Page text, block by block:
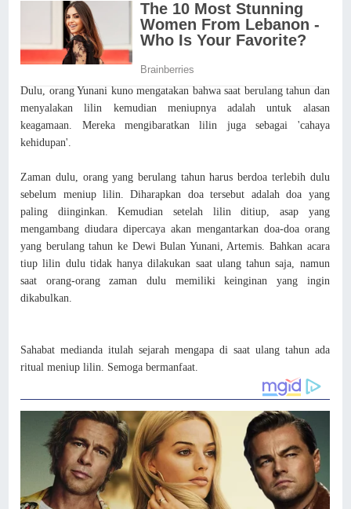
Dulu, orang Yunani kuno mengatakan bahwa saat berulang tahun dan
menyalakan lilin kemudian meniupnya adalah untuk alasan
keagamaan. Mereka mengibaratkan lilin juga sebagai 'cahaya
kehidupan'.
Zaman dulu, orang yang berulang tahun harus berdoa terlebih dulu
sebelum meniup lilin. Diharapkan doa tersebut adalah doa yang
paling diinginkan. Kemudian setelah lilin ditiup, asap yang
mengambang diudara dipercaya akan mengantarkan doa-doa orang
yang berulang tahun ke Dewi Bulan Yunani, Artemis. Bahkan acara
tiup lilin dulu tidak hanya dilakukan saat ulang tahun saja, namun
saat orang-orang zaman dulu memiliki keinginan yang ingin
dikabulkan.
Sahabat medianda itulah sejarah mengapa di saat ulang tahun ada
ritual meniup lilin. Semoga bermanfaat.